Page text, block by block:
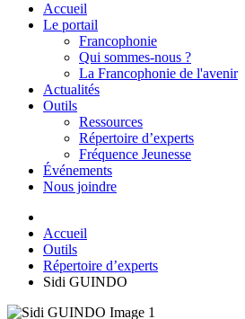
Accueil
Le portail
Francophonie
Qui sommes-nous ?
La Francophonie de l'avenir
Actualités
Outils
Ressources
Répertoire d’experts
Fréquence Jeunesse
Événements
Nous joindre
Accueil
Outils
Répertoire d’experts
Sidi GUINDO